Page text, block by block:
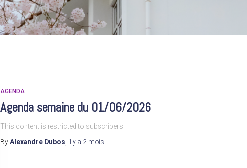
AGENDA
Agenda semaine du 01/06/2026
This content is restricted to subscribers
ByAlexandre Dubos il y a 2 mois